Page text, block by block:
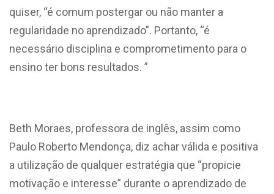
quiser, “é comum postergar ou não manter a
regularidade no aprendizado”. Portanto, “é
necessário disciplina e comprometimento para o
ensino ter bons resultados. ”
Beth Moraes, professora de inglês, assim como
Paulo Roberto Mendonça, diz achar válida e positiva
a utilização de qualquer estratégia que “propicie
motivação e interesse” durante o aprendizado de